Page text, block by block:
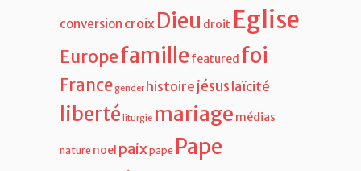
conversion croix Dieu droit Eglise
Europefamille featured foi
Francegender histoire jésus laïcité
liberté liturgie mariage médias
nature noel paixpape Pape